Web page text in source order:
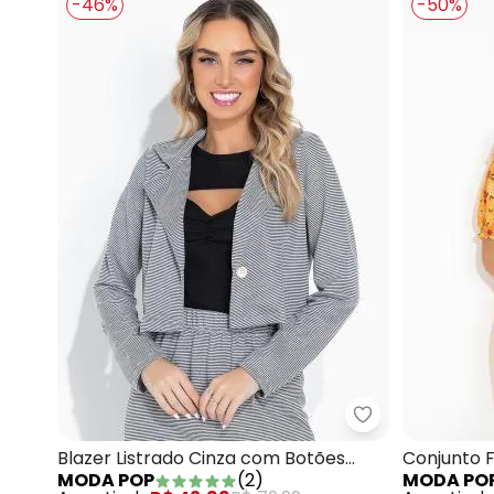
Moda Pop -
Blazer Listrado Cinza com Botões
Funcionais
MODA POP (2)
Conjunto
Cropped
MODA